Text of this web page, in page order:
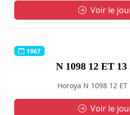
Voir le
1967
N 1098 12 ET
Horoya N 1098 12 ET
Voir le